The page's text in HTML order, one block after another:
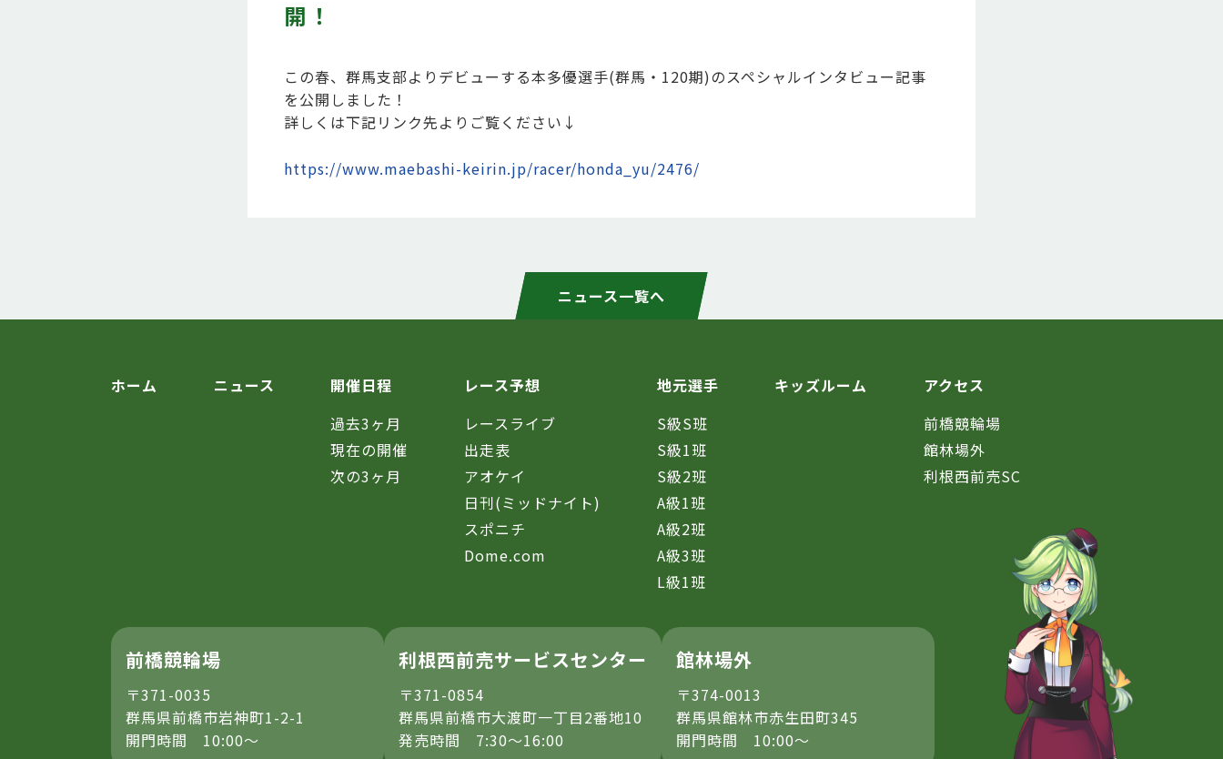
開！
この春、群馬支部よりデビューする本多優選手(群馬・120期)のスペシャルインタビュー記事
を公開しました！
詳しくは下記リンク先よりご覧ください↓
https://www.maebashi-keirin.jp/racer/honda_yu/2476/
ニュース一覧へ
ホーム ニュース
開催日程
過去3ヶ月
現在の開催
次の3ヶ月
レース予想
レースライブ
出走表
アオケイ
日刊(ミッドナイト)
スポニチ
Dome.com
地元選手
S級S班
S級1班
S級2班
A級1班
A級2班
A級3班
L級1班
キッズルーム
アクセス
前橋競輪場
館林場外
利根西前売SC
前橋競輪場
〒371-0035
群馬県前橋市岩神町1-2-1
開門時間 10:00～
利根西前売サービスセンター
〒371-0854
群馬県前橋市大渡町一丁目2番地10
発売時間 7:30～16:00
館林場外
〒374-0013
群馬県館林市赤生田町345
開門時間 10:00～